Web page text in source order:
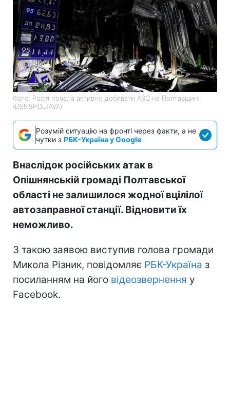
Фото: Росія почала активно добивати АЗС на Полтавщині
(DSNSPOLTAVA)
Розумій ситуацію на фронті через факти, а не
чутки з РБК-Україна у Google
Внаслідок російських атак в
Опішнянській громаді Полтавської
області не залишилося жодної вцілілої
автозаправної станції. Відновити їх
неможливо.
З такою заявою виступив голова громади
Микола Різник, повідомляє РБК-Україна з
посиланням на його відеозвернення у
Facebook.